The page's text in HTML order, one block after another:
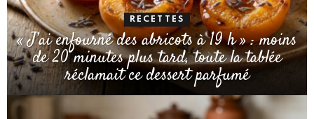
RECETTES
« J’ai enfourné des abricots à 19 h » : moins
de 20 minutes plus tard, toute la tablée
réclamait ce dessert parfumé